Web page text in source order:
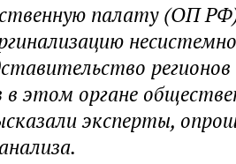
палату (ОП
регионов
в этом органе
эксперты,